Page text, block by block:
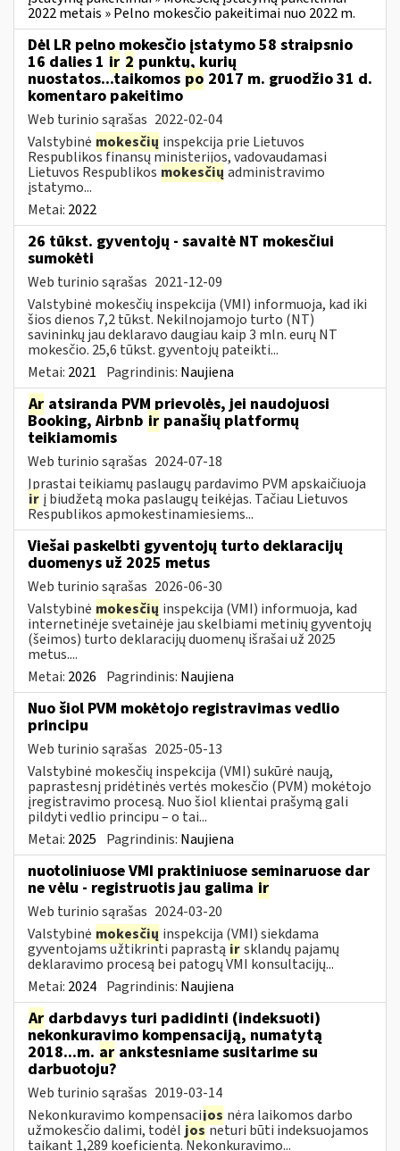
2022 metais » Pelno mokesčio pakeitimai nuo 2022 m.
Dėl LR pelno mokesčio įstatymo 58 straipsnio
16 dalies 1 ir 2 punktų, kurių
nuostatos...taikomos po 2017 m. gruodžio 31 d.
komentaro pakeitimo
Web turinio sąrašas 2022-02-04
Valstybinė mokesčių inspekcija prie Lietuvos
Respublikos finansų ministerijos, vadovaudamasi
Lietuvos Respublikos mokesčių administravimo
įstatymo...
Metai: 2022
26 tūkst. gyventojų - savaitė NT mokesčiui
sumokėti
Web turinio sąrašas 2021-12-09
Valstybinė mokesčių inspekcija (VMI) informuoja, kad iki
šios dienos 7,2 tūkst. Nekilnojamojo turto (NT)
savininkų jau deklaravo daugiau kaip 3 mln. eurų NT
mokesčio. 25,6 tūkst. gyventojų pateikti...
Metai: 2021 Pagrindinis: Naujiena
Ar atsiranda PVM prievolės, jei naudojuosi
Booking, Airbnb ir panašių platformų
teikiamomis
Web turinio sąrašas 2024-07-18
Įprastai teikiamų paslaugų pardavimo PVM apskaičiuoja
ir į biudžetą moka paslaugų teikėjas. Tačiau Lietuvos
Respublikos apmokestinamiesiems...
Viešai paskelbti gyventojų turto deklaracijų
duomenys už 2025 metus
Web turinio sąrašas 2026-06-30
Valstybinė mokesčių inspekcija (VMI) informuoja, kad
internetinėje svetainėje jau skelbiami metinių gyventojų
(šeimos) turto deklaracijų duomenų išrašai už 2025
metus....
Metai: 2026 Pagrindinis: Naujiena
Nuo šiol PVM mokėtojo registravimas vedlio
principu
Web turinio sąrašas 2025-05-13
Valstybinė mokesčių inspekcija (VMI) sukūrė naują,
paprastesnį pridėtinės vertės mokesčio (PVM) mokėtojo
įregistravimo procesą. Nuo šiol klientai prašymą gali
pildyti vedlio principu – o tai...
Metai: 2025 Pagrindinis: Naujiena
nuotoliniuose VMI praktiniuose seminaruose dar
ne vėlu - registruotis jau galima ir
Web turinio sąrašas 2024-03-20
Valstybinė mokesčių inspekcija (VMI) siekdama
gyventojams užtikrinti paprastą irsklandų pajamų
deklaravimo procesą bei patogų VMI konsultacijų...
Metai: 2024 Pagrindinis: Naujiena
Ar darbdavys turi padidinti (indeksuoti)
nekonkuravimo kompensaciją, numatytą
2018...m. ar ankstesniame susitarime su
darbuotoju?
Web turinio sąrašas 2019-03-14
Nekonkuravimo kompensacijos nėra laikomos darbo
užmokesčio dalimi, todėl josneturi būti indeksuojamos
taikant 1,289 koeficientą. Nekonkuravimo...